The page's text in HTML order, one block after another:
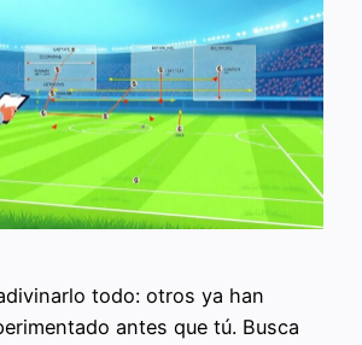
todo: otros ya han
antes que tú. Busca